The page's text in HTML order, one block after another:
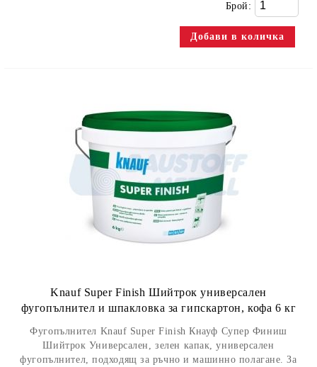
Брой:
Knauf Super Finish Шийтрок универсален
фугопълнител и шпакловка за гипскартон, кофа 6 кг
Фугопълнител Knauf Super Finish Кнауф Супер Финиш
Шийтрок Универсален, зелен капак, универсален
фугопълнител, подходящ за ръчно и мaшинно полагане. За